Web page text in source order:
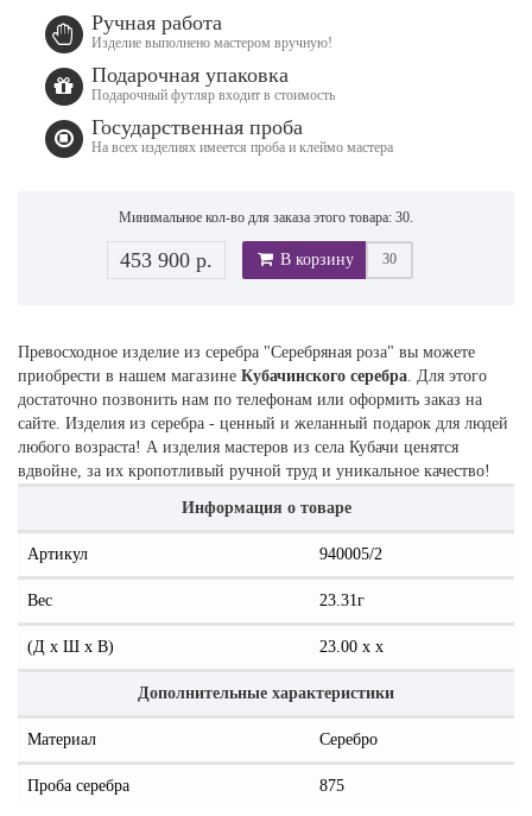
Ручная работа
Изделие выполнено мастером вручную!
Подарочная упаковка
Подарочный футляр входит в стоимость
Государственная проба
На всех изделиях имеется проба и клеймо мастера
Минимальное кол-во для заказа этого товара: 30.
453 900 р. В корзину
Превосходное изделие из серебра "Серебряная роза" вы можете
приобрести в нашем магазине Кубачинского серебра . Для этого
достаточно позвонить нам по телефонам или оформить заказ на
сайте. Изделия из серебра - ценный и желанный подарок для людей
любого возраста! А изделия мастеров из села Кубачи ценятся
вдвойне, за их кропотливый ручной труд и уникальное качество!
Информация о товаре
Артикул 940005/2
Вес 23.31г
(Д x Ш x В) 23.00 x x
Дополнительные характеристики
Материал Серебро
Проба серебра 875